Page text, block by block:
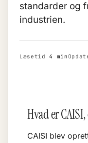
standarder og
industrien.
Læsetid4 min
Hvad er
CAISI blev